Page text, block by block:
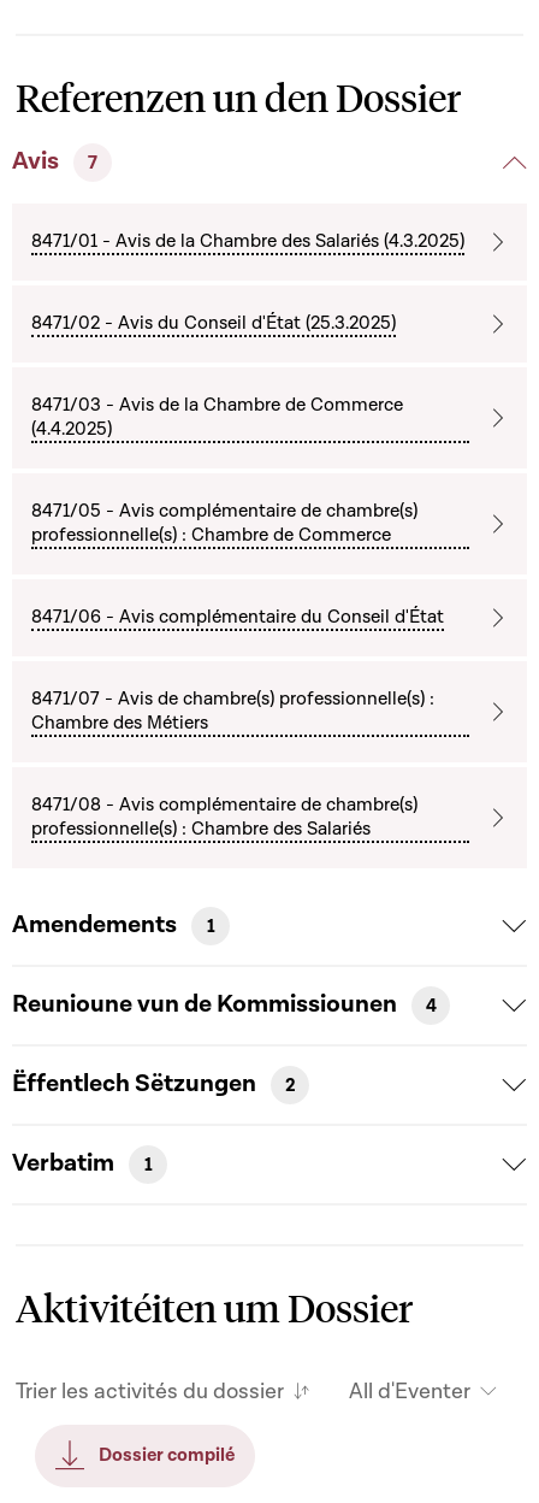
Referenzen un den Dossier
Avis 7
8471/01 - Avis de la Chambre des Salariés (4.3.2025)
8471/02 - Avis du Conseil d'État (25.3.2025)
8471/03 - Avis de la Chambre de Commerce
(4.4.2025)
8471/05 - Avis complémentaire de chambre(s)
professionnelle(s) : Chambre de Commerce
8471/06 - Avis complémentaire du Conseil d'État
8471/07 - Avis de chambre(s) professionnelle(s) :
Chambre des Métiers
8471/08 - Avis complémentaire de chambre(s)
professionnelle(s) : Chambre des Salariés
Amendements 1
Reunioune vun de Kommissiounen 4
Ëffentlech Sëtzungen 2
Verbatim 1
Aktivitéiten um Dossier
Trier les activités du dossier All d'Eventer
Dossier compilé